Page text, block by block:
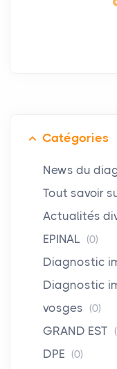
Catégories
News du
Tout savoir
Actualités
EPINAL (0)
Diagnostic
Diagnostic
vosges (0)
GRAND EST
DPE (0)